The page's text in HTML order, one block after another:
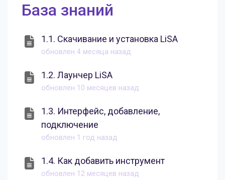
База знаний
1.1. Скачивание и установка LiSA
обновлен4 месяца назад
1.2. Лаунчер LiSA
обновлен 10 месяцев назад
1.3. Интерфейс, добавление,
подключение
обновлен 1 год назад
1.4. Как добавить инструмент
обновлен 12 месяцев назад